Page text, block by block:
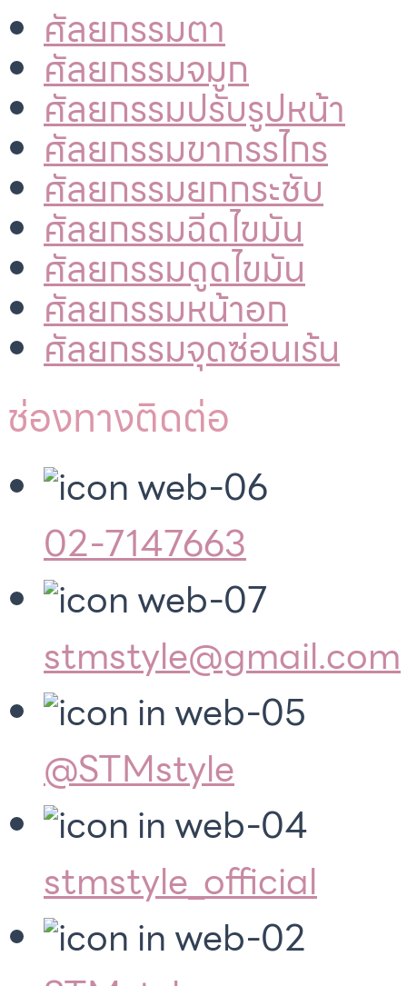
ศัลยกรรมตา
ศัลยกรรมจมูก
ศัลยกรรมปรับรูปหน้า
ศัลยกรรมขากรรไกร
ศัลยกรรมยกกระชับ
ศัลยกรรมฉีดไขมัน
ศัลยกรรมดูดไขมัน
ศัลยกรรมหน้าอก
ศัลยกรรมจุดซ่อนเร้น
ช่องทางติดต่อ
02-7147663
stmstyle@gmail.com
@STMstyle
stmstyle_official